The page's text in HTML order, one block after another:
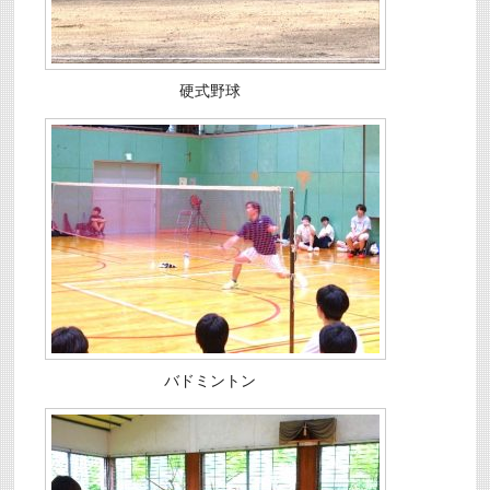
硬式野球
バドミントン